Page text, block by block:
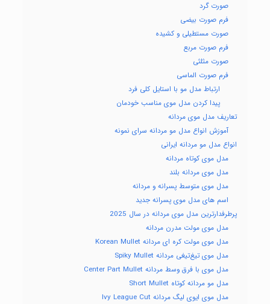
صورت گرد
فرم صورت بیضی
صورت مستطیلی و کشیده
فرم صورت مربع
صورت مثلثی
فرم صورت الماسی
ارتباط مدل مو با استایل کلی فرد
پیدا کردن مدل موی مناسب خودمان
تعاریف مدل موی مردانه
آموزش انواع مدل مو مردانه سرای نمونه
انواع مدل مو مردانه ایرانی
مدل موی کوتاه مردانه
مدل موی مردانه بلند
مدل موی متوسط پسرانه و مردانه
اسم های مدل موی پسرانه جدید
پرطرفدارترین مدل موی مردانه در سال 2025
مدل موی مولت مدرن مردانه
مدل موی مولت کره ای مردانه Korean Mullet
مدل موی تیغ‌تیغی مردانه Spiky Mullet
مدل موی با فرق وسط مردانه Center Part Mullet
مدل مو مردانه کوتاه Short Mullet
مدل موی ایوی لیگ مردانه Ivy League Cut